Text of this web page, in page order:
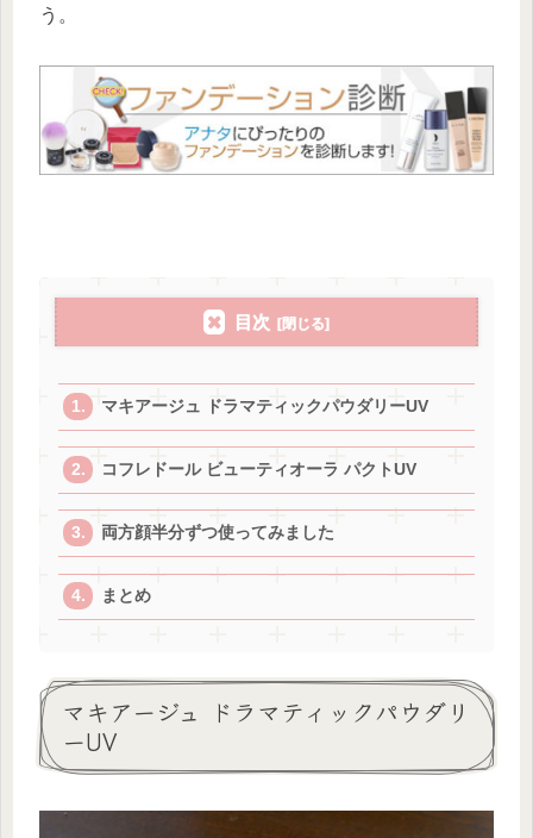
う。
目次
マキアージュ ドラマティックパウダリーUV
コフレドール ビューティオーラ パクトUV
両方顔半分ずつ使ってみました
まとめ
マキアージュ ドラマティックパウダリ
ーUV